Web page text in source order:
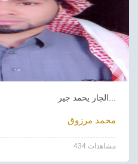
محمد مرزوق
434 مشاهدات